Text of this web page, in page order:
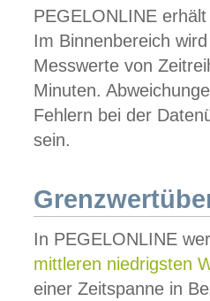
PEGELONLINE
Im Binnenbereich
Messwerte von
Minuten.
Fehlern bei der
sein.
In PEGELONLINE
mittleren niedrigsten
einer Zeitspanne in